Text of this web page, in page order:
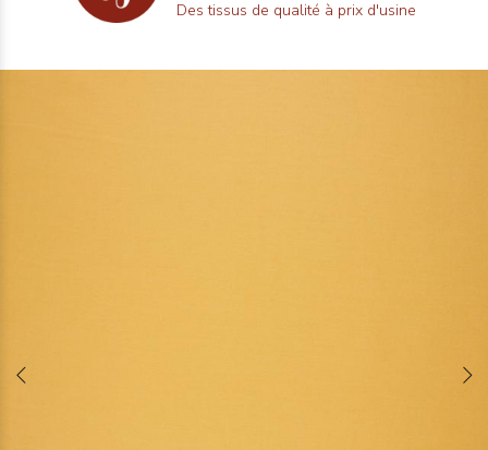
Des tissus de qualité à prix d'usine